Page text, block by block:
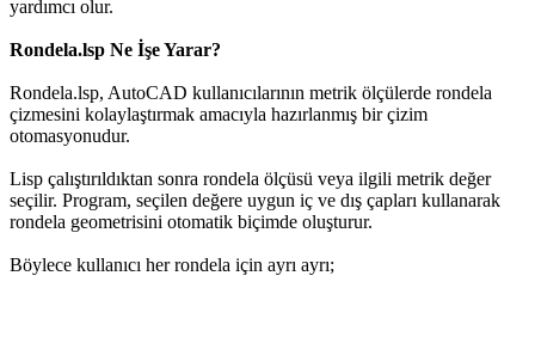
yardımcı olur.
Rondela.lsp Ne İşe Yarar?
Rondela.lsp, AutoCAD kullanıcılarının metrik ölçülerde rondela
çizmesini kolaylaştırmak amacıyla hazırlanmış bir çizim
otomasyonudur.
Lisp çalıştırıldıktan sonra rondela ölçüsü veya ilgili metrik değer
seçilir. Program, seçilen değere uygun iç ve dış çapları kullanarak
rondela geometrisini otomatik biçimde oluşturur.
Böylece kullanıcı her rondela için ayrı ayrı;